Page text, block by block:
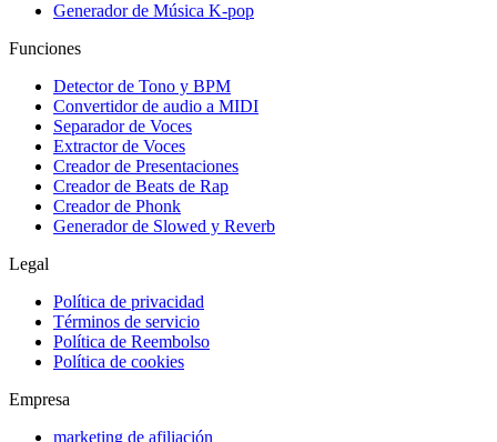
Generador de Música K-pop
Funciones
Detector de Tono y BPM
Convertidor de audio a MIDI
Separador de Voces
Extractor de Voces
Creador de Presentaciones
Creador de Beats de Rap
Creador de Phonk
Generador de Slowed y Reverb
Legal
Política de privacidad
Términos de servicio
Política de Reembolso
Política de cookies
Empresa
marketing de afiliación